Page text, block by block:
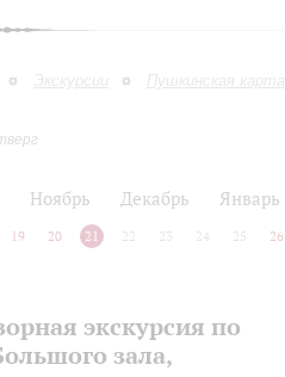
Экскурсии Пушкинская карта
Ноябрь Декабрь Январь
19 20 21 22 23 24 25 26
экскурсия по
зала,